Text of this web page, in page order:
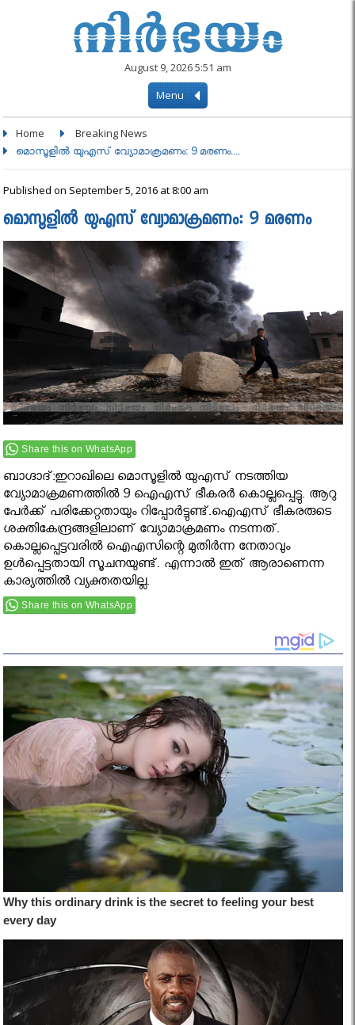
August 9, 2026 5:51 am
Menu
Home Breaking News
മൊസൂളില്‍ യുഎസ് വ്യോമാക്രമണം: 9 മരണം....
Published on September 5, 2016 at 8:00 am
മൊസൂളില്‍ യുഎസ് വ്യോമാക്രമണം: 9 മരണം
Share this on WhatsApp
ബാഗ്ദാദ്:ഇറാഖിലെ മൊസൂളില്‍ യുഎസ് നടത്തിയ
വ്യോമാക്രമണത്തില്‍ 9 ഐഎസ് ഭീകരര്‍ കൊല്ലപ്പെട്ടു. ആറു
പേര്‍ക്ക് പരിക്കേറ്റതായും റിപ്പോർട്ടുണ്ട്.ഐഎസ് ഭീകരരുടെ
ശക്തികേന്ദ്രങ്ങളിലാണ് വ്യോമാക്രമണം നടന്നത്.
കൊല്ലപ്പെട്ടവരില്‍ ഐഎസിന്റെ മുതിര്‍ന്ന നേതാവും
ഉള്‍പ്പെട്ടതായി സൂചനയുണ്ട്. എന്നാല്‍ ഇത് ആരാണെന്ന
കാര്യത്തില്‍ വ്യക്തതയില്ല.
Share this on WhatsApp